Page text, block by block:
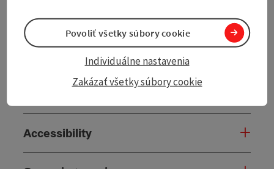
Tour and route information
Accessibility
Zakázať všetky súbory cookie
Individuálne nastavenia
Povoliť všetky súbory cookie